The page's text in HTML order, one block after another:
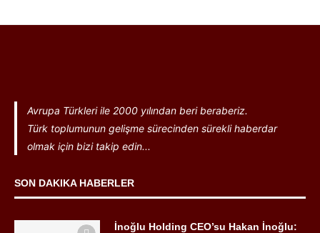
Avrupa Türkleri ile 2000 yılından beri beraberiz.
Türk toplumunun gelişme sürecinden sürekli haberdar
olmak için bizi takip edin...
SON DAKIKA HABERLER
İnoğlu Holding CEO’su Hakan İnoğlu: